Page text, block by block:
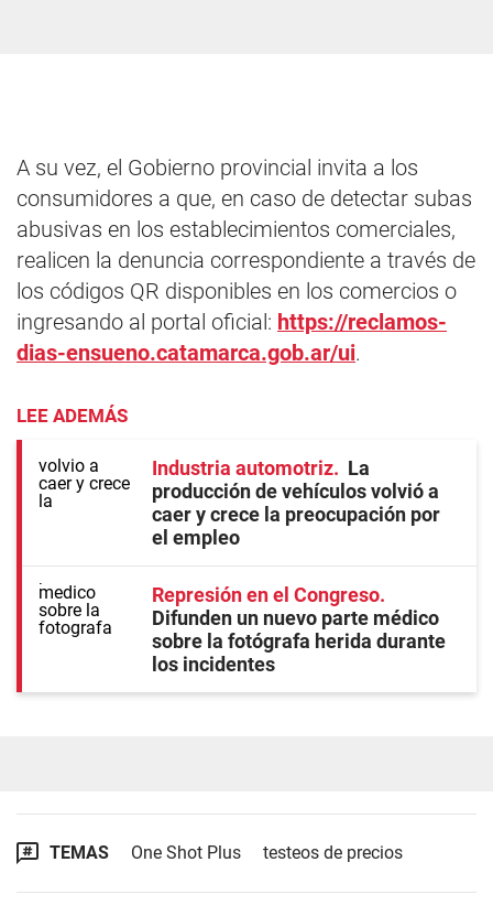
A su vez, el Gobierno provincial invita a los
consumidores a que, en caso de detectar subas
abusivas en los establecimientos comerciales,
realicen la denuncia correspondiente a través de
los códigos QR disponibles en los comercios o
ingresando al portal oficial: https://reclamos-
dias-ensueno.catamarca.gob.ar/ui.
LEE ADEMÁS
Industria automotriz
La
producción de vehículos volvió a
caer y crece la preocupación por
el empleo
Represión en el Congreso
Difunden un nuevo parte médico
sobre la fotógrafa herida durante
los incidentes
TEMAS One Shot Plus testeos de precios